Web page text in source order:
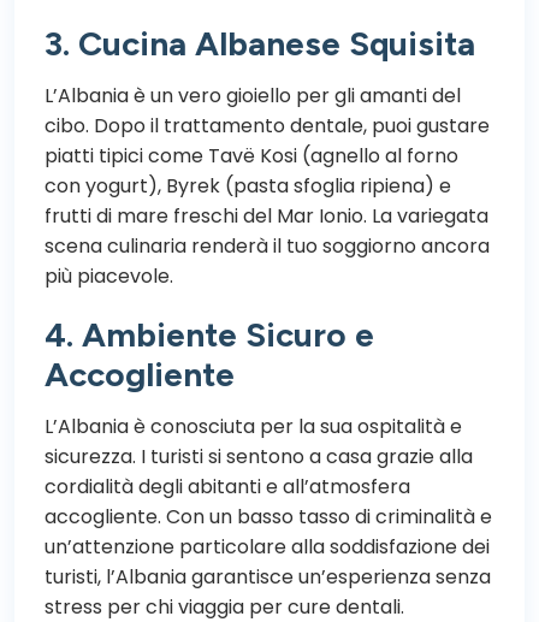
3. Cucina Albanese Squisita
L’Albania è un vero gioiello per gli amanti del
cibo. Dopo il trattamento dentale, puoi gustare
piatti tipici come Tavë Kosi (agnello al forno
con yogurt), Byrek (pasta sfoglia ripiena) e
frutti di mare freschi del Mar Ionio. La variegata
scena culinaria renderà il tuo soggiorno ancora
più piacevole.
4. Ambiente Sicuro e
Accogliente
L’Albania è conosciuta per la sua ospitalità e
sicurezza. I turisti si sentono a casa grazie alla
cordialità degli abitanti e all’atmosfera
accogliente. Con un basso tasso di criminalità e
un’attenzione particolare alla soddisfazione dei
turisti, l’Albania garantisce un’esperienza senza
stress per chi viaggia per cure dentali.